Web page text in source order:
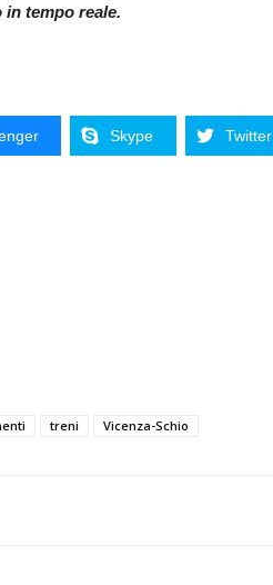
tempo reale.
Skype Twitter
treni Vicenza-Schio